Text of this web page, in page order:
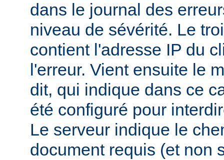
dans le journal des
niveau de sévérité. Le
contient l'adresse IP du
l'erreur. Vient ensuite le
dit, qui indique dans ce
été configuré pour
Le serveur indique le
document requis (et non